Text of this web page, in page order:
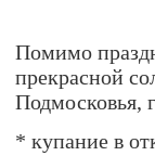
Помимо
прекрасной
Подмосковья,
* купание в